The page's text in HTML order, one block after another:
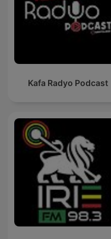
Kafa Radyo Podcast